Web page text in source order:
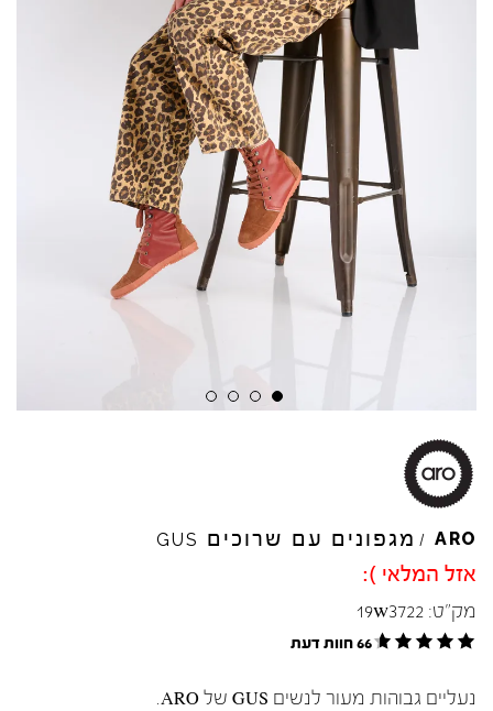
ARO
/ מגפונים עם שרוכים GUS
אזל המלאי ):
מק"ט: 19w3722
66 חוות דעת
נעליים גבוהות מעור לנשים GUS של ARO.